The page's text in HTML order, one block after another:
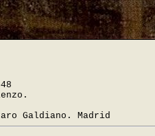
Galdiano. Madrid